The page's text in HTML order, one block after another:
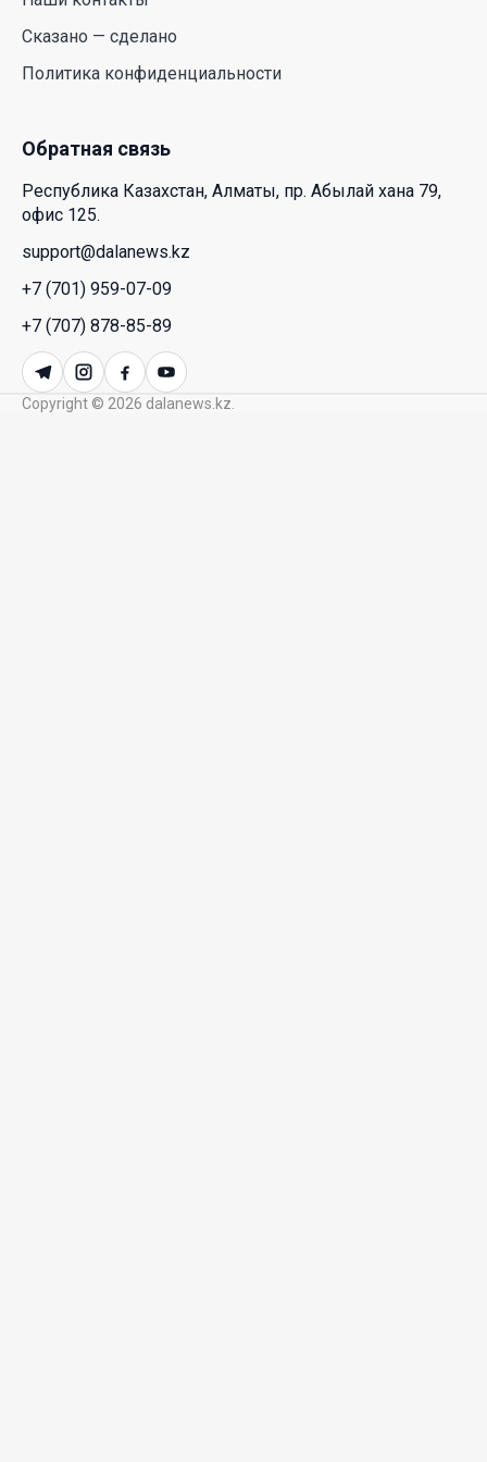
HONOR расширяет стратегию бизнеса и
искусственным интеллектом
Новые ориентиры экономического партнерства:
какие возможности открывает форум
Казахстана и России
26 Июл. 2026 12:11
Межпартийные теледебаты выйдут в эфире
республиканских телеканалов
23 Июл. 2026 21:15
Сказано — сделано
Политика конфиденциальности
Обратная связь
Республика Казахстан, Алматы, пр. Абылай хана 79,
офис 125.
support@dalanews.kz
+7 (701) 959-07-09
+7 (707) 878-85-89
Copyright © 2026 dalanews.kz.